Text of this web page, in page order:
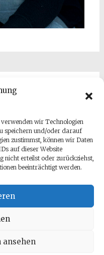
wir Technologien
speichern und/oder darauf
zustimmst, können wir Daten
auf dieser Website
nicht erteilst oder zurückziehst,
beeinträchtigt werden.